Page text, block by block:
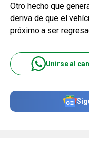
Otro hecho que
deriva de que el
próximo a ser
Unirse al